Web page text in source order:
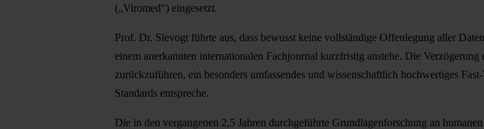
(„Viromed“) eingesetzt.
Prof. Dr. Slevogt führte aus, dass bewusst keine vollständige Offenlegung aller
einem anerkannten internationalen Fachjournal kurzfristig anstehe. Die
zurückzuführen, ein besonders umfassendes und wissenschaftlich hochwertiges
Standards entspreche.
Die in den vergangenen 2,5 Jahren durchgeführte Grundlagenforschung an